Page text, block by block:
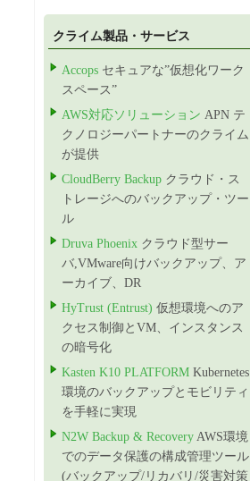
クライム製品・サービス
Accops セキュアな”仮想化ワーク
スペース”
AWS対応ソリューション APN テ
クノロジーパートナーのクライム
が提供
CloudBerry Backup クラウド・ス
トレージへのバックアップ・ツー
ル
Druva Phoenix クラウド型サー
バ,VMware向けバックアップ、ア
ーカイブ、DR
HyTrust (Entrust) 仮想環境へのア
クセス制御とVM、インスタンス
の暗号化
Kasten K10 PLATFORM Kubernetes
環境のバックアップとモビリティ
を手軽に実現
N2W Backup & Recovery AWS環境
でのデータ保護の構成管理ツール
(バックアップ/リカバリ/災害対策